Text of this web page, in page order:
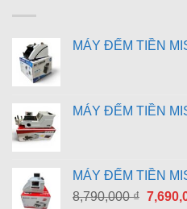
MÁY ĐẾM TIỀN
MÁY ĐẾM TIỀN
MÁY ĐẾM TIỀN
8,790,000₫ Giá